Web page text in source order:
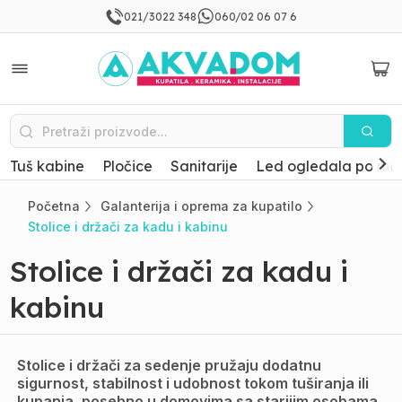
021/3022 348 060/02 06 07 6
Tuš kabine Pločice Sanitarije Led ogledala po
Početna
Galanterija i oprema za kupatilo
Stolice i držači za kadu i kabinu
Stolice i držači za kadu i
kabinu
Stolice i držači za sedenje pružaju dodatnu
sigurnost, stabilnost i udobnost tokom tuširanja ili